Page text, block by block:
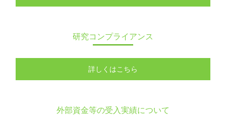
研究コンプライアンス
詳しくはこちら
外部資金等の受入実績について